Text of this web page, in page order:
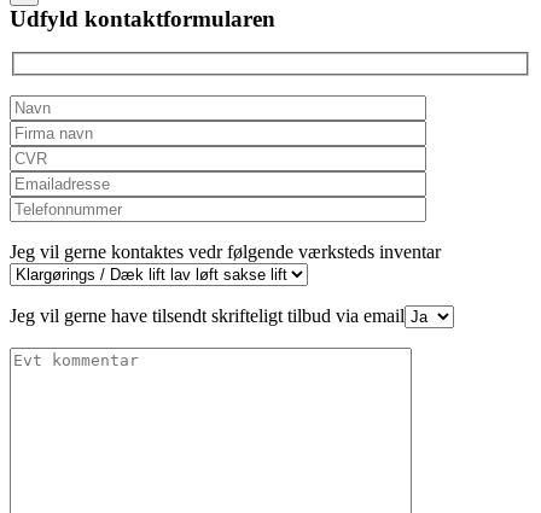
field
empty.
Udfyld kontaktformularen
Jeg vil gerne kontaktes vedr følgende værksteds inventar
Jeg vil gerne have tilsendt skrifteligt tilbud via email